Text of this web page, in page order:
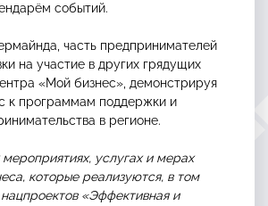
событий.
часть предпринимателей
на участие в других грядущих
«Мой бизнес», демонстрируя
к программам поддержки и
в регионе.
мероприятиях, услугах и мерах
которые реализуются, в том
«Эффективная и